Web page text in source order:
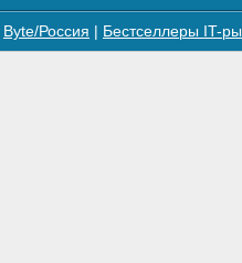
Byte/Россия Бестселлеры IT-